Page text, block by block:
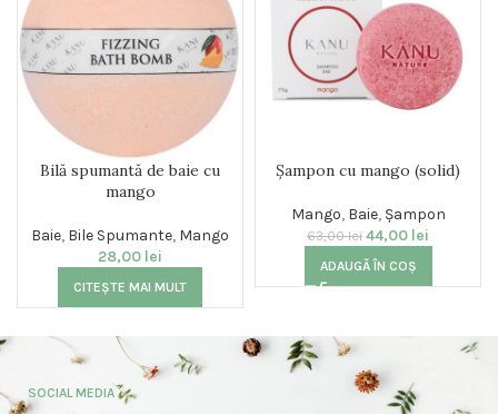
Bilă spumantă de baie cu
mango
Baie, Bile Spumante, Mango
28,00 lei
CITEȘTE MAI MULT
Șampon cu mango (solid)
Mango, Baie, Șampon
63,00lei 44,00 lei
ADAUGĂ ÎN COȘ
SOCIAL MEDIA